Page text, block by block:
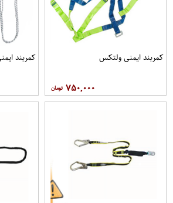
کمربند ایمنی ولتکس
۷۵۰,۰۰۰
کمربند